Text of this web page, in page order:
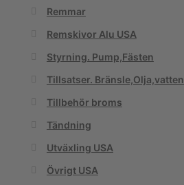
Remmar
Remskivor Alu USA
Styrning. Pump,Fästen
Tillsatser. Bränsle,Olja,vatten
Tillbehör broms
Tändning
Utväxling USA
Övrigt USA